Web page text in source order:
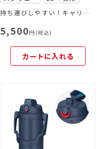
持ち運びしやすい！キャリーループ付きのスポーツボトル
5,500円(税込)
カートに入れる